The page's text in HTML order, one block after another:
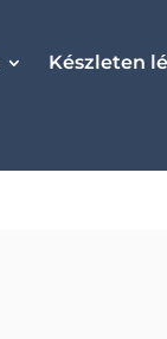
Készleten